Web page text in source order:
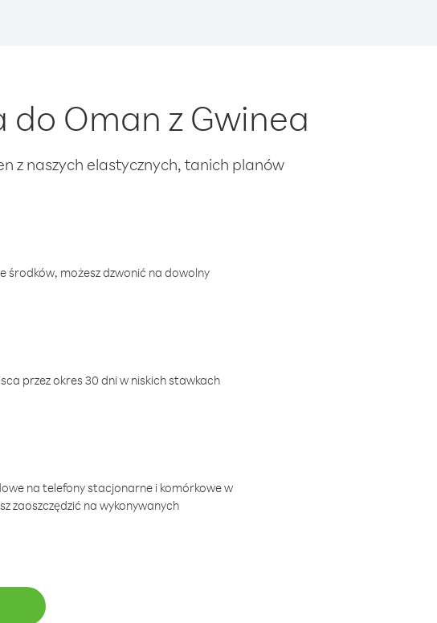
Oman z Gwinea
z naszych elastycznych, tanich planów
środków, możesz dzwonić na dowolny
przez okres 30 dni w niskich stawkach
na telefony stacjonarne i komórkowe w
zaoszczędzić na wykonywanych